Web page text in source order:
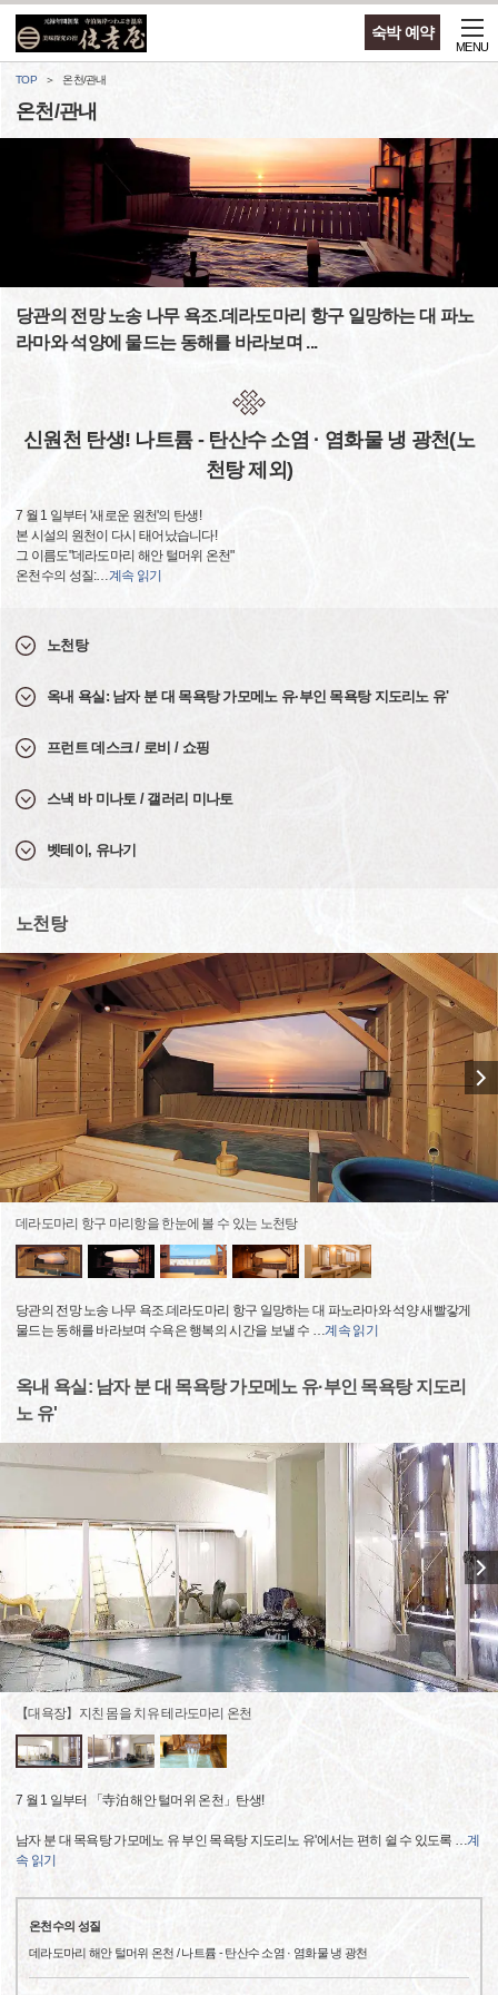
숙박 예약
MENU
TOP 온천/관내
온천/관내
당관의 전망 노송 나무 욕조.데라도마리 항구 일망하는 대 파노
라마와 석양에 물드는 동해를 바라보며 ...
신원천 탄생! 나트륨 - 탄산수 소염 · 염화물 냉 광천(노
천탕 제외)
7 월 1 일부터 '새로운 원천'의 탄생!
본 시설의 원천이 다시 태어났습니다!
그 이름도"데라도마리 해안 털머위 온천"
온천수의 성질:…계속 읽기
노천탕
옥내 욕실: 남자 분 대 목욕탕 가모메노 유·부인 목욕탕 지도리노 유'
프런트 데스크 / 로비 / 쇼핑
스낵 바 미나토 / 갤러리 미나토
벳테이, 유나기
노천탕
데라도마리 항구 마리항을 한눈에 볼 수 있는 노천탕
당관의 전망 노송 나무 욕조.데라도마리 항구 일망하는 대 파노라마와 석양 새빨갛게
물드는 동해를 바라보며 수욕은 행복의 시간을 보낼 수 …계속 읽기
옥내 욕실: 남자 분 대 목욕탕 가모메노 유·부인 목욕탕 지도리
노 유'
【대욕장】지친 몸을 치유 테라도마리 온천
7 월 1 일부터 「寺泊 해안 털머위 온천」탄생!
남자 분 대 목욕탕 가모메노 유 부인 목욕탕 지도리노 유'에서는 편히 쉴 수 있도록 …계
속 읽기
온천수의 성질
데라도마리 해안 털머위 온천 / 나트륨 - 탄산수 소염 · 염화물 냉 광천